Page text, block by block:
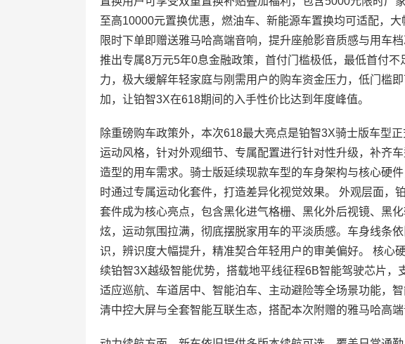
至高10000元置换优惠，燃油车、新能源车置换均可适配，
限时下单即赠送雅马哈高端音响，提升座舱影音质感与用车
推出专属8万元5年0息金融政策，首付门槛极低，最低首付
力，极大缓解年轻家庭与刚需用户的购车资金压力，低门槛
加，让铂智3X在618期间的入手性价比达到年度峰值。
除重磅购车政策外，本次618最大亮点是铂智3X骑士版车型
运动风格，针对外观细节、专属配置进行针对性升级，补齐
造型的用车需求。骑士版延续现款车型的车身架构与核心硬
时通过专属运动化套件，打造差异化视觉效果。 外观层面，
套件成为核心亮点，包含黑化进气格栅、黑化外后视镜、黑
炫，运动氛围拉满，彻底摆脱家用车的平淡质感。车身线条
识，辨识度大幅提升，精准契合年轻用户的审美偏好。 核心
续铂智3X越级智能优势，搭载地平线征程6B智能驾驶芯片，
适应巡航、车道居中、智能泊车、主动避险等全场景功能，
清中控大屏与全套智能互联生态，搭配本次附赠的雅马哈高